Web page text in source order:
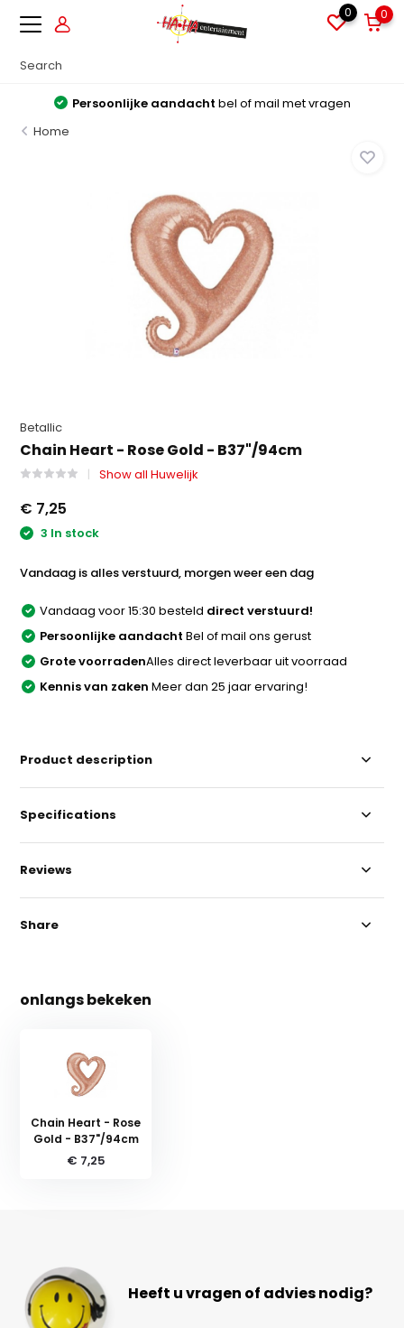
0 0
Persoonlijke aandacht bel of mail met vragen
Home
Betallic
Chain Heart - Rose Gold - B37"/94cm
Show all Huwelijk
€ 7,25
3 In stock
Vandaag is alles verstuurd, morgen weer een dag
Vandaag voor 15:30 besteld direct verstuurd!
Persoonlijke aandacht Bel of mail ons gerust
Grote voorradenAlles direct leverbaar uit voorraad
Kennis van zaken Meer dan 25 jaar ervaring!
Product description
Specifications
Reviews
Share
onlangs bekeken
Chain Heart - Rose
Gold - B37"/94cm
€ 7,25
Heeft u vragen of advies nodig?